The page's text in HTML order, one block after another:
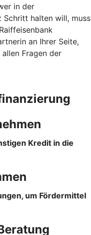
in der
halten will, muss
an Ihrer Seite,
Fragen der
Kredit in die
um Fördermittel